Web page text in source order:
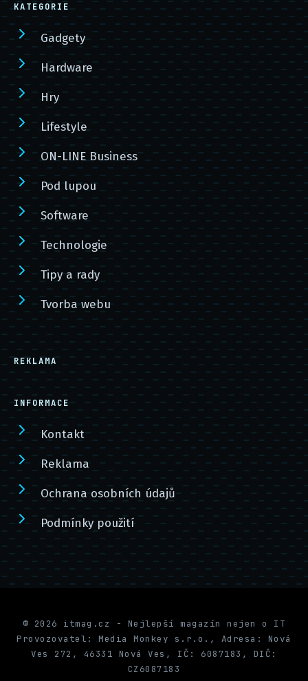
KATEGORIE
Gadgety
Hardware
Hry
Lifestyle
ON-LINE Business
Pod lupou
Software
Technologie
Tipy a rady
Tvorba webu
REKLAMA
INFORMACE
Kontakt
Reklama
Ochrana osobních údajů
Podmínky použití
© 2026 itmag.cz - Nejlepší magazín nejen o IT
Provozovatel: Media Monkey s.r.o., Adresa: Nová
Ves 272, 46331 Nová Ves, IČ: 6087183, DIČ:
CZ6087183